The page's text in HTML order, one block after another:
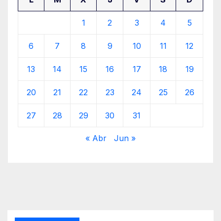
1 2 3 4 5
6 7 8 9 10 11 12
13 14 15 16 17 18 19
20 21 22 23 24 25 26
27 28 29 30 31
« Abr Jun »